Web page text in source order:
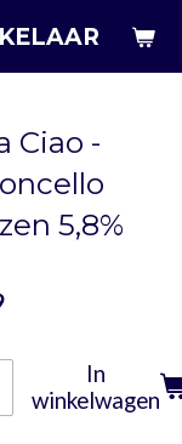
Ciao -
5,8%
In
winkelwagen